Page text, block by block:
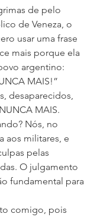
de pelo
de Veneza, o
usar uma frase
mais porque ela
argentino:
MAIS!”
desaparecidos,
MAIS.
Nós, no
aos militares, e
pelas
O julgamento
fundamental para
comigo, pois